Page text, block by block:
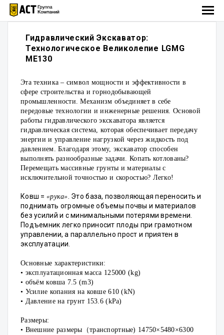
Гидравлический Экскаватор:
Технологическое Великолепие LGMG
ME130
Эта техника – символ мощности и эффективности в
сфере строительства и горнодобывающей
промышленности. Механизм объединяет в себе
передовые технологии и инженерные решения. Основой
работы гидравлического экскаватора является
гидравлическая система, которая обеспечивает передачу
энергии и управление нагрузкой через жидкость под
давлением. Благодаря этому, экскаватор способен
выполнять разнообразные задачи. Копать котлованы?
Перемещать массивные грунты и материалы с
исключительной точностью и скоростью? Легко!
Ковш = «рука» . Это база, позволяющая переносить и
поднимать огромные объемы почвы и материалов
без усилий и с минимальными потерями времени.
Подъемник легко приносит плоды при грамотном
управлении, а параллельно прост и приятен в
эксплуатации.
Основные характеристики:
• эксплуатационная масса 125000 (kg)
• объём ковша 7.5 (m3)
• Усилие копания на ковше 610 (kN)
• Давление на грунт 153.6 (kPa)
Размеры:
• Внешние размеры（транспортные) 14750×5480×6300